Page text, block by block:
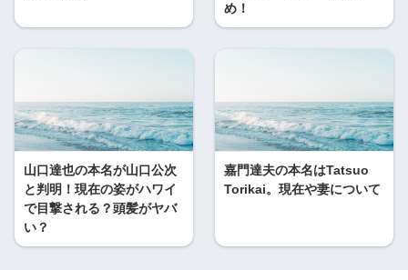
め！
山口達也の本名が山口公次
と判明！現在の姿がハワイ
で目撃される？頭髪がヤバ
い？
嘉門達夫の本名はTatsuo
Torikai。現在や妻について